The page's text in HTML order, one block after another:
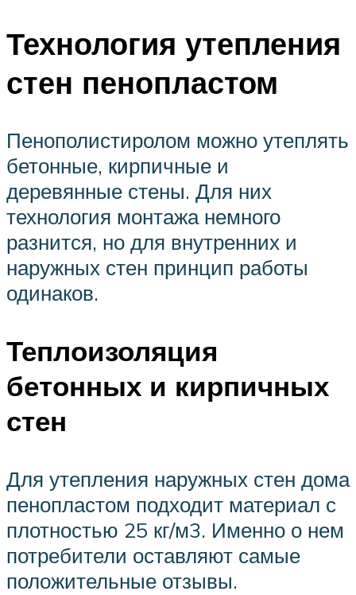
Технология утепления
стен пенопластом
Пенополистиролом можно утеплять
бетонные, кирпичные и
деревянные стены. Для них
технология монтажа немного
разнится, но для внутренних и
наружных стен принцип работы
одинаков.
Теплоизоляция
бетонных и кирпичных
стен
Для утепления наружных стен дома
пенопластом подходит материал с
плотностью 25 кг/м3. Именно о нем
потребители оставляют самые
положительные отзывы.